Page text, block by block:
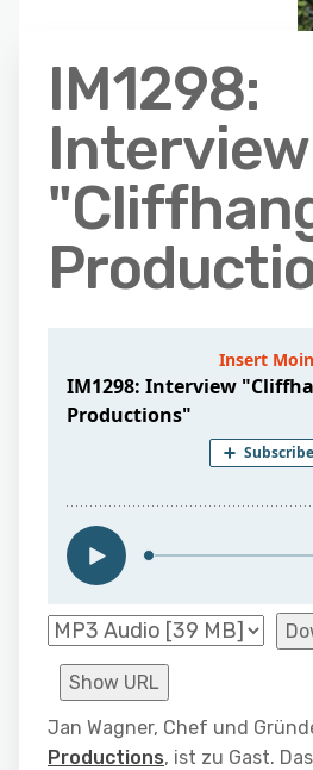
IM1298:
Interview
Show URL
Jan Wagner, Chef und
Productions, ist zu Gast.